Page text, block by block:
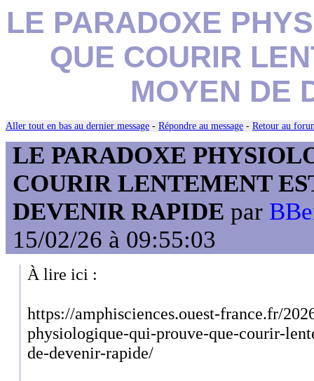
LE PARADOXE
QUE COURIR
MOYEN DE
Aller tout en bas au dernier message - Répondre au message - Retour au
LE PARADOXE
COURIR LENTEMENT
DEVENIR RAPIDE par
15/02/26 à 09:55:03
À lire ici :
https://amphisciences.ouest-france.fr/
physiologique-qui-prouve-que-courir-
de-devenir-rapide/